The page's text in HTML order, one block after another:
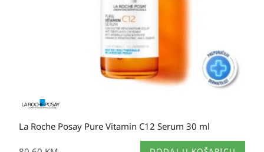
La Roche Posay Pure Vitamin C12 Serum 30 ml